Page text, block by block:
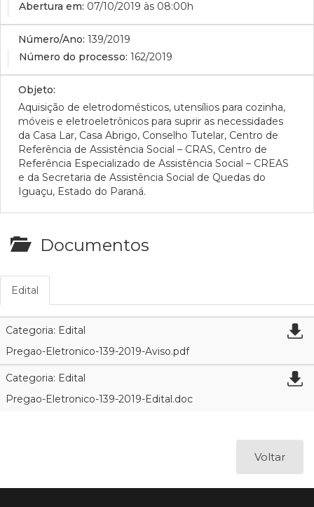
Abertura em: 07/10/2019 às 08:00h
Número/Ano: 139/2019
Número do processo: 162/2019
Objeto:
Aquisição de eletrodomésticos, utensílios para cozinha,
móveis e eletroeletrônicos para suprir as necessidades
da Casa Lar, Casa Abrigo, Conselho Tutelar, Centro de
Referência de Assistência Social – CRAS, Centro de
Referência Especializado de Assistência Social – CREAS
e da Secretaria de Assistência Social de Quedas do
Iguaçu, Estado do Paraná.
Documentos
Edital
Categoria: Edital
Pregao-Eletronico-139-2019-Aviso.pdf
Categoria: Edital
Pregao-Eletronico-139-2019-Edital.doc
Voltar